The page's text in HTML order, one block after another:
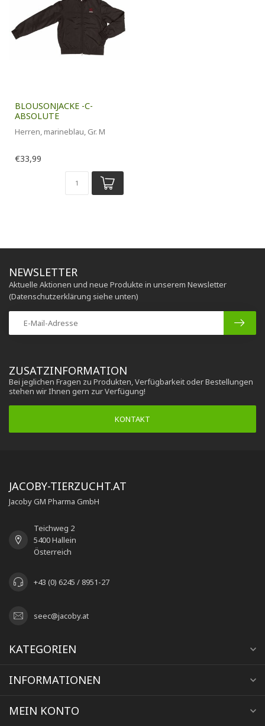
BLOUSONJACKE -C-
ABSOLUTE
Herren, marineblau, Gr. M
€33,99
ZUSATZINFORMATION
Bei jeglichen Fragen zu Produkten, Verfügbarkeit oder Bestellungen
stehen wir Ihnen gern zur Verfügung!
KONTAKT
NEWSLETTER
Aktuelle Aktionen und neue Produkte in unserem Newsletter
(Datenschutzerklärung siehe unten)
JACOBY-TIERZUCHT.AT
Jacoby GM Pharma GmbH
Teichweg 2
5400 Hallein
Österreich
+43 (0) 6245 / 8951-27
seec@jacoby.at
KATEGORIEN
INFORMATIONEN
MEIN KONTO